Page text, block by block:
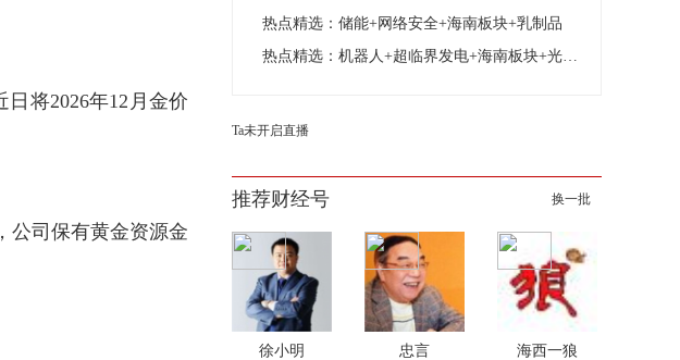
将2026年12月金价
司保有黄金资源金
热点精选：储能+网络安全+海南板块+乳制品
热点精选：机器人+超临界发电+海南板块+光计算芯片
Ta未开启直播
推荐财经号 换一批
徐小明 忠言 海西一狼